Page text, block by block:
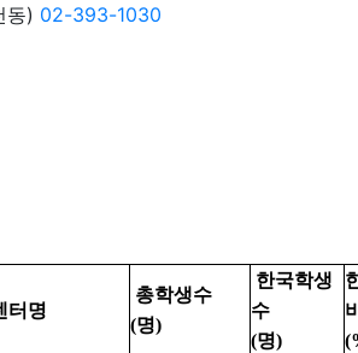
동) 02-393-1030
터명
총학생수
(명)
한국학생
수
(명)